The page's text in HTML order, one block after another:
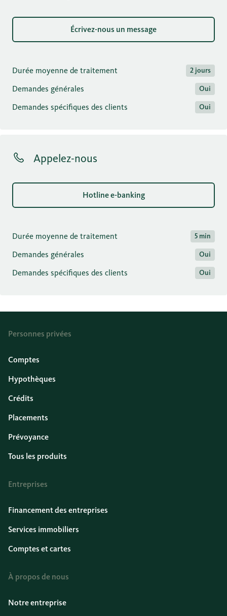
Écrivez-nous un message
Durée moyenne de traitement 2 jours
Demandes générales Oui
Demandes spécifiques des clients Oui
Appelez-nous
Hotline e-banking
Durée moyenne de traitement 5 min
Demandes générales Oui
Demandes spécifiques des clients Oui
Personnes privées
Comptes
Hypothèques
Crédits
Placements
Prévoyance
Tous les produits
Entreprises
Financement des entreprises
Services immobiliers
Comptes et cartes
À propos de nous
Notre entreprise